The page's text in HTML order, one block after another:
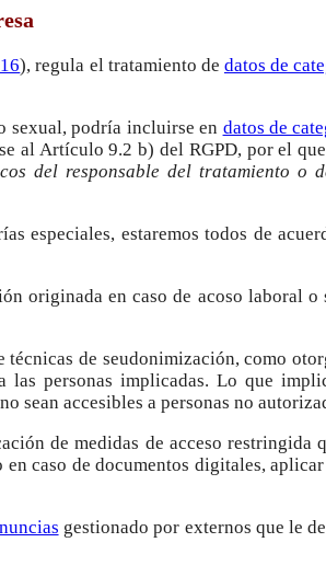
), regula el tratamiento de datos de
sexual, podría incluirse en datos de
al Artículo 9.2 b) del RGPD, por el
del responsable del tratamiento o
especiales, estaremos todos de
originada en caso de acoso laboral
de seudonimización, como
personas implicadas. Lo que
sean accesibles a personas no
de medidas de acceso restringida
caso de documentos digitales,
gestionado por externos que le